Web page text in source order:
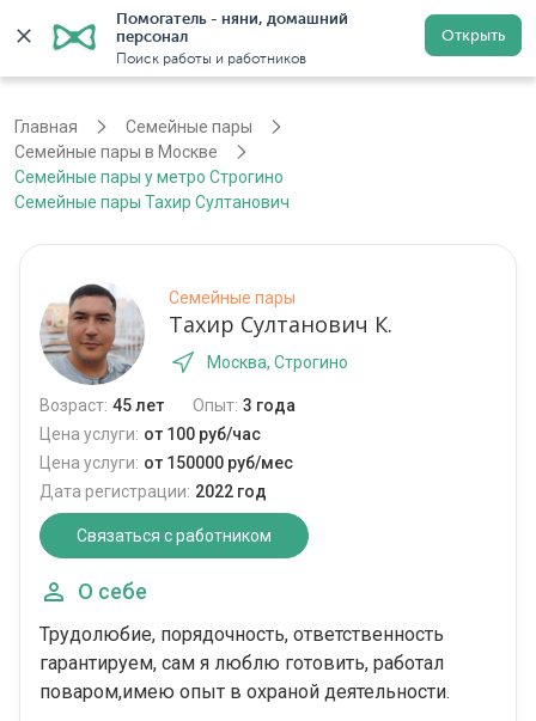
Помогатель - няни, домашний
персонал
Поиск работы и работников
Открыть
Регистрация
Главная
Семейные пары
Семейные пары в Москве
Семейные пары у метро Строгино
Семейные пары Тахир Султанович
Семейные пары
Тахир Султанович К.
Москва, Строгино
Возраст: 45 лет Опыт: 3 года
Цена услуги: от 100 руб/час
Цена услуги: от 150000 руб/мес
Дата регистрации: 2022 год
Связаться с работником
О себе
Трудолюбие, порядочность, ответственность
гарантируем, сам я люблю готовить, работал
поваром,имею опыт в охраной деятельности.